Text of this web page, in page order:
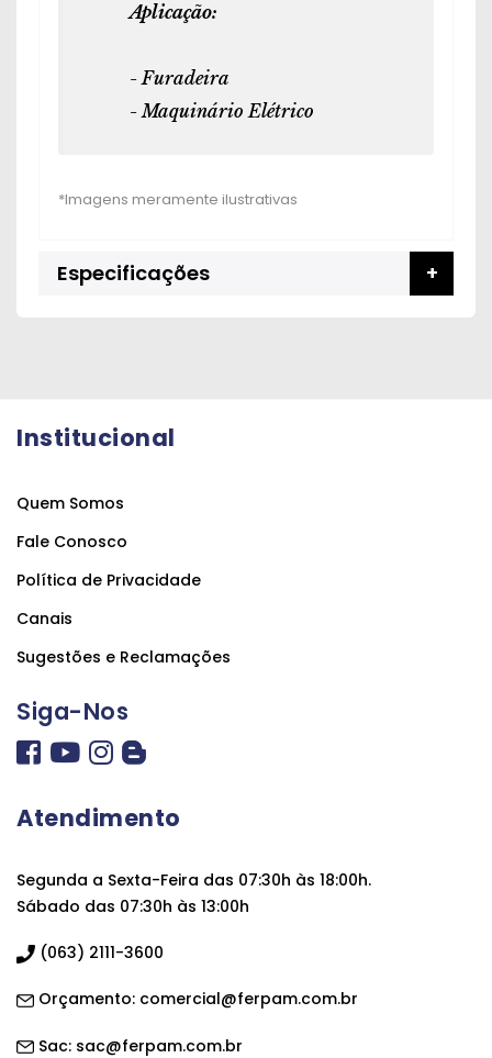
Aplicação:
- Furadeira
- Maquinário Elétrico
Especificações
Institucional
Quem Somos
Fale Conosco
Política de Privacidade
Canais
Sugestões e Reclamações
Siga-Nos
Atendimento
Segunda a Sexta-Feira das 07:30h às 18:00h.
Sábado das 07:30h às 13:00h
(063) 2111-3600
Orçamento: comercial@ferpam.com.br
Sac: sac@ferpam.com.br